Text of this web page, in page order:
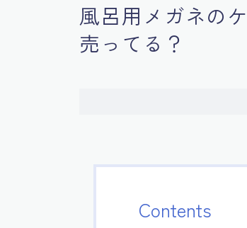
風呂用メガネの
売ってる？
Contents